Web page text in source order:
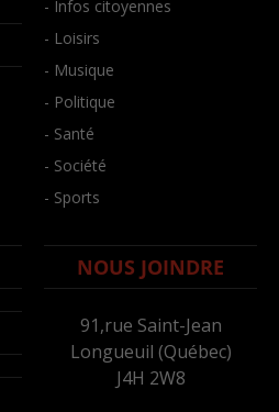
- Infos citoyennes
- Loisirs
- Musique
- Politique
- Santé
- Société
- Sports
NOUS JOINDRE
91,rue Saint-Jean
Longueuil (Québec)
J4H 2W8